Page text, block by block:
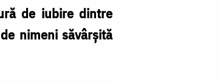
de iubire dintre
nimeni săvârșită